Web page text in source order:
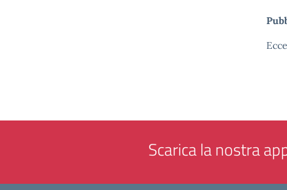
Scarica la nostra